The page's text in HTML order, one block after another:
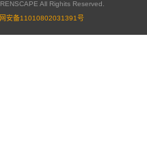
All Righits Reserved.
安备11010802031391号